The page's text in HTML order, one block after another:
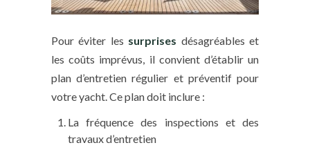
Pour éviter les surprises désagréables et
les coûts imprévus, il convient d’établir un
plan d’entretien régulier et préventif pour
votre yacht. Ce plan doit inclure :
La fréquence des inspections et des
travaux d’entretien